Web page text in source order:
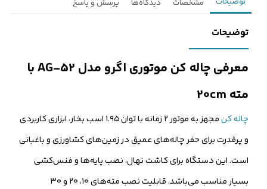
مشخصات دیدگاه‌ها پرسش و پاسخ
توضیحات
معرفی چاله کن موتوری اگرو مدل AG-52 با
مته 20cm
چاله کن
مجهز به موتور ۲ زمانه با توان ۱.۹۵ اسب بخار، ابزاری کاربردی
و پرقدرت برای حفر چاله‌های عمیق در زمین‌های کشاورزی و باغبانی
است. این دستگاه برای کاشت نهال، نصب پایه‌ها و فنس‌کشی
بسیار مناسب می‌باشد. قابلیت نصب مته‌های ۱۰، ۲۰ و ۳۰